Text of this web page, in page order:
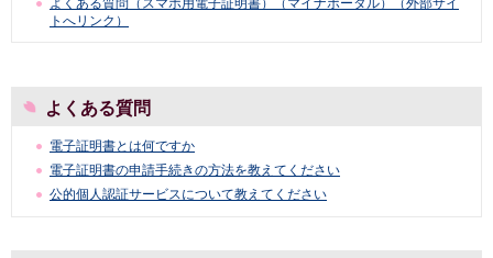
トへリンク）
よくある質問
電子証明書とは何ですか
電子証明書の申請手続きの方法を教えてください
公的個人認証サービスについて教えてください